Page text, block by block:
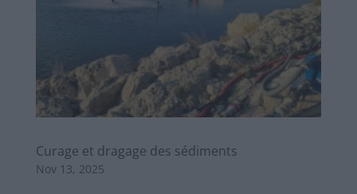
Curage et dragage des sédiments
Nov 13, 2025